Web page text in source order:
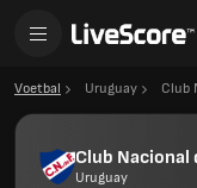
Voetbal Uruguay Club
Club Nacional
Uruguay